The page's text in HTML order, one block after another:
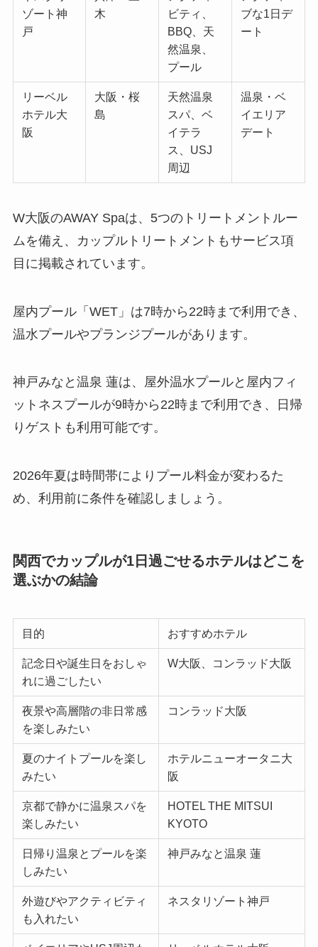
ゾート神
戸
木
ビティ、
BBQ、天
然温泉、
プール
ブな1日デ
ート
リーベル
ホテル大
阪
大阪・桜
島
天然温泉
スパ、ベ
イテラ
ス、USJ
周辺
温泉・ベ
イエリア
デート
W大阪のAWAY Spaは、5つのトリートメントルー
ムを備え、カップルトリートメントもサービス項
目に掲載されています。
屋内プール「WET」は7時から22時まで利用でき、
温水プールやプランジプールがあります。
神戸みなと温泉 蓮は、屋外温水プールと屋内フィ
ットネスプールが9時から22時まで利用でき、日帰
りゲストも利用可能です。
2026年夏は時間帯によりプール料金が変わるた
め、利用前に条件を確認しましょう。
関西でカップルが1日過ごせるホテルはどこを
選ぶかの結論
目的 おすすめホテル
記念日や誕生日をおしゃ
れに過ごしたい
W大阪、コンラッド大阪
夜景や高層階の非日常感
を楽しみたい
コンラッド大阪
夏のナイトプールを楽し
みたい
ホテルニューオータニ大
阪
京都で静かに温泉スパを
楽しみたい
HOTEL THE MITSUI
KYOTO
日帰り温泉とプールを楽
しみたい
神戸みなと温泉 蓮
外遊びやアクティビティ
も入れたい
ネスタリゾート神戸